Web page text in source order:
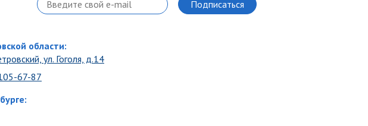
области:
ул. Гоголя, д.14
67-87